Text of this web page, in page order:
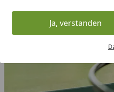
Ja, verstanden